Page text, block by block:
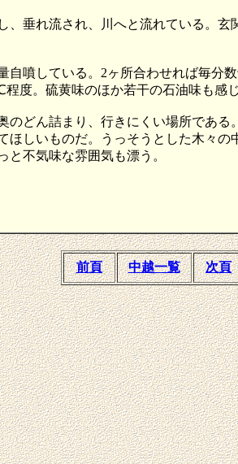
垂れ流され、川へと流れている。
噴している。2ヶ所合わせれば毎分
度。硫黄味のほか若干の石油味も感
どん詰まり、行きにくい場所であ
しいものだ。うっそうとした木々
不気味な雰囲気も漂う。
前頁 中越一覧 次頁